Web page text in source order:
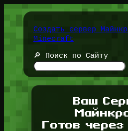
Перейти
содержимомуСоздать сервер
Minecraft
🔎 Поиск по Сайту
Ваш
Готов через